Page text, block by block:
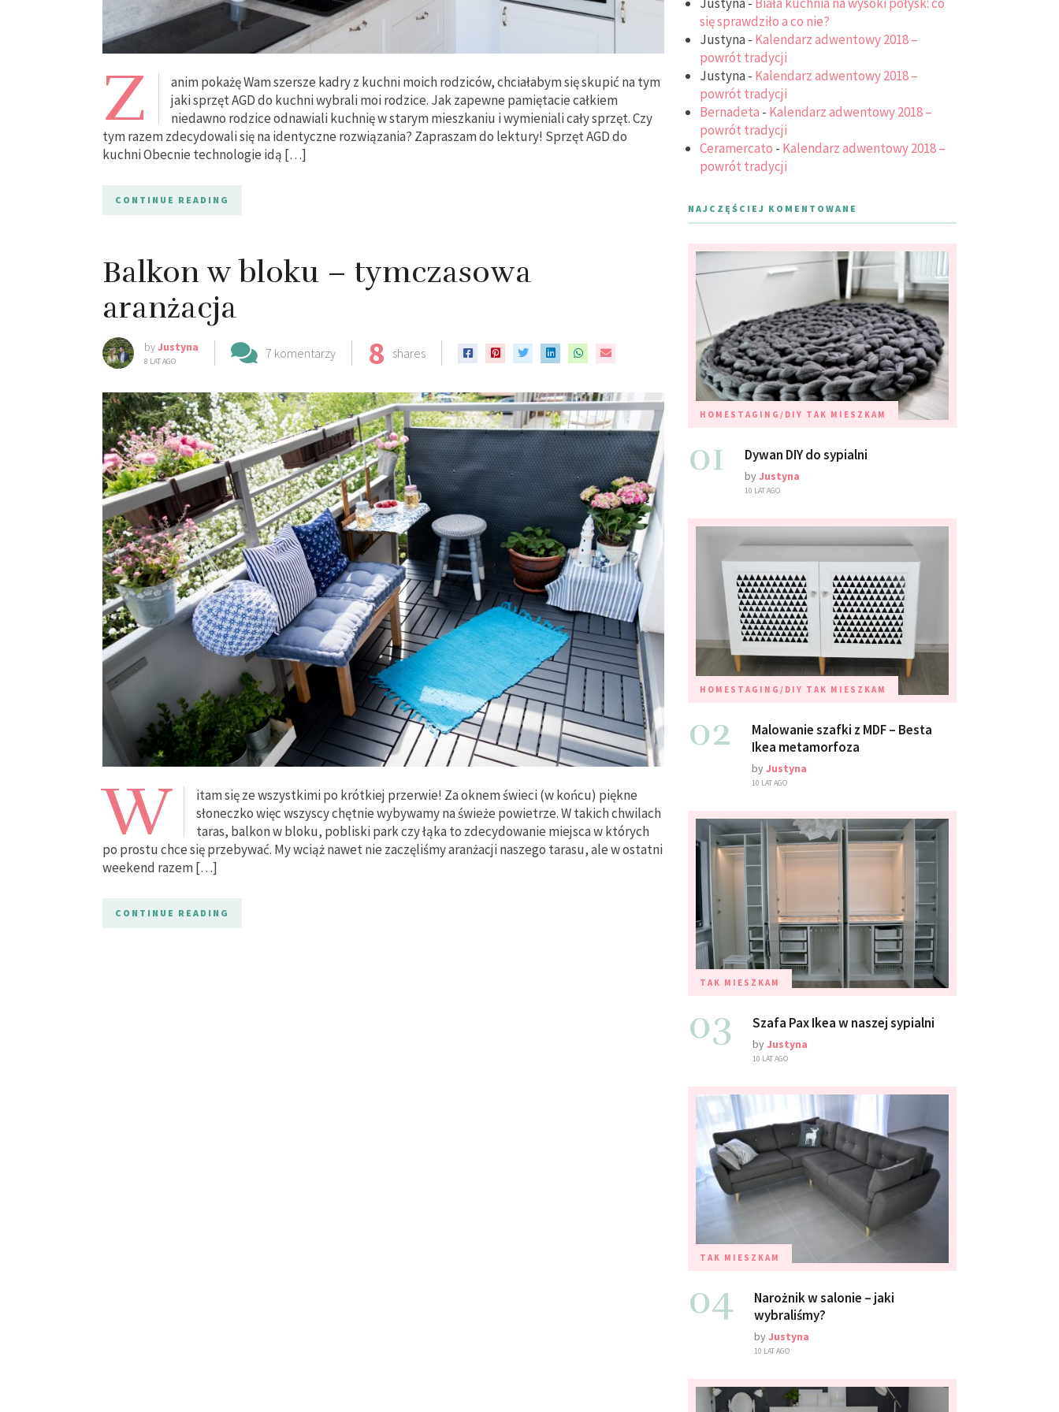
Z
anim pokażę Wam szersze kadry z kuchni moich rodziców, chciałabym się skupić na tym
jaki sprzęt AGD do kuchni wybrali moi rodzice. Jak zapewne pamiętacie całkiem
niedawno rodzice odnawiali kuchnię w starym mieszkaniu i wymieniali cały sprzęt. Czy
tym razem zdecydowali się na identyczne rozwiązania? Zapraszam do lektury! Sprzęt AGD do
kuchni Obecnie technologie idą […]
CONTINUE READING
Balkon w bloku – tymczasowa
aranżacja
byJustyna
8 LAT AGO
7 komentarzy 8 shares
W
itam się ze wszystkimi po krótkiej przerwie! Za oknem świeci (w końcu) piękne
słoneczko więc wszyscy chętnie wybywamy na świeże powietrze. W takich chwilach
taras, balkon w bloku, pobliski park czy łąka to zdecydowanie miejsca w których
po prostu chce się przebywać. My wciąż nawet nie zaczęliśmy aranżacji naszego tarasu, ale w ostatni
weekend razem […]
CONTINUE READING
się sprawdziło a co nie?
Justyna- Kalendarz adwentowy 2018 –
powrót tradycji
Justyna- Kalendarz adwentowy 2018 –
powrót tradycji
Bernadeta - Kalendarz adwentowy 2018 –
powrót tradycji
Ceramercato - Kalendarz adwentowy 2018 –
powrót tradycji
NAJCZĘŚCIEJ KOMENTOWANE
HOMESTAGING/DIY TAK MIESZKAM
01 Dywan DIY do sypialni
byJustyna
10 LAT AGO
HOMESTAGING/DIY TAK MIESZKAM
02
Malowanie szafki z MDF – Besta
Ikea metamorfoza
byJustyna
10 LAT AGO
TAK MIESZKAM
03 Szafa Pax Ikea w naszej sypialni
byJustyna
10 LAT AGO
TAK MIESZKAM
04
Narożnik w salonie – jaki
wybraliśmy?
byJustyna
10 LAT AGO